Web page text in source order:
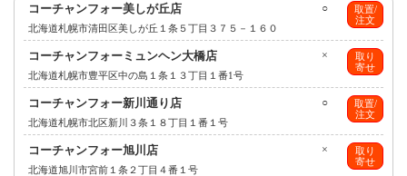
取置/
注文
○
コーチャンフォー美しが丘店
北海道札幌市清田区美しが丘１条５丁目３７５－１６０
取り
寄せ
×
コーチャンフォーミュンヘン大橋店
北海道札幌市豊平区中の島１条１３丁目１番1号
取置/
注文
○
コーチャンフォー新川通り店
北海道札幌市北区新川３条１８丁目１番１号
取り
寄せ
×
コーチャンフォー旭川店
北海道旭川市宮前１条２丁目４番１号